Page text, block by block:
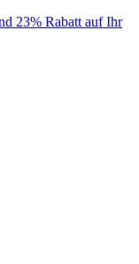
23% Rabatt auf Ihr